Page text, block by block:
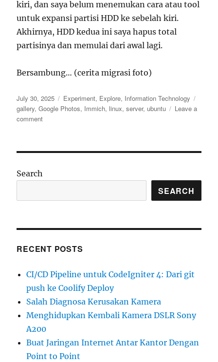
kiri, dan saya belum menemukan cara atau tool
untuk expansi partisi HDD ke sebelah kiri.
Akhirnya, HDD kedua ini saya hapus total
partisinya dan memulai dari awal lagi.
Bersambung… (cerita migrasi foto)
Posted
on
July 30, 2025 Categories
Experiment, Explore, Information Technology
gallery,Google Photos, Immich, linux,server, ubuntu
Leave a
commenton
Foto
Photos
Search
SEARCH
RECENT POSTS
CI/CD Pipeline untuk CodeIgniter 4: Dari git
push ke Coolify Deploy
Salah Diagnosa Kerusakan Kamera
Menghidupkan Kembali Kamera DSLR Sony
A200
Buat Jaringan Internet Antar Kantor Dengan
Point to Point